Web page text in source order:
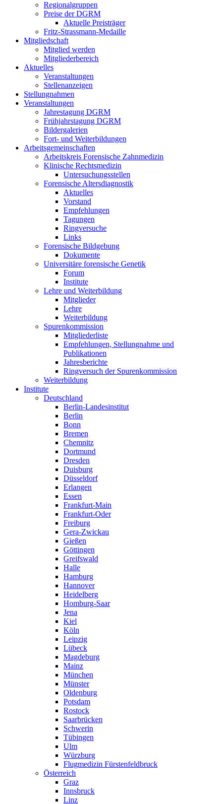
Regionalgruppen
Preise der DGRM
Aktuelle Preisträger
Fritz-Strassmann-Medaille
Mitgliedschaft
Mitglied werden
Mitgliederbereich
Aktuelles
Veranstaltungen
Stellenanzeigen
Stellungnahmen
Veranstaltungen
Jahrestagung DGRM
Frühjahrstagung DGRM
Bildergalerien
Fort- und Weiterbildungen
Arbeitsgemeinschaften
Arbeitskreis Forensische Zahnmedizin
Klinische Rechtsmedizin
Untersuchungsstellen
Forensische Altersdiagnostik
Aktuelles
Vorstand
Empfehlungen
Tagungen
Ringversuche
Links
Forensische Bildgebung
Dokumente
Universitäre forensische Genetik
Forum
Institute
Lehre und Weiterbildung
Mitglieder
Lehre
Weiterbildung
Spurenkommission
Mitgliederliste
Empfehlungen, Stellungnahme und
Publikationen
Jahresberichte
Ringversuch der Spurenkommission
Weiterbildung
Institute
Deutschland
Berlin-Landesinstitut
Berlin
Bonn
Bremen
Chemnitz
Dortmund
Dresden
Duisburg
Düsseldorf
Erlangen
Essen
Frankfurt-Main
Frankfurt-Oder
Freiburg
Gera-Zwickau
Gießen
Göttingen
Greifswald
Halle
Hamburg
Hannover
Heidelberg
Homburg-Saar
Jena
Kiel
Köln
Leipzig
Lübeck
Magdeburg
Mainz
München
Münster
Oldenburg
Potsdam
Rostock
Saarbrücken
Schwerin
Tübingen
Ulm
Würzburg
Flugmedizin Fürstenfeldbruck
Österreich
Graz
Innsbruck
Linz